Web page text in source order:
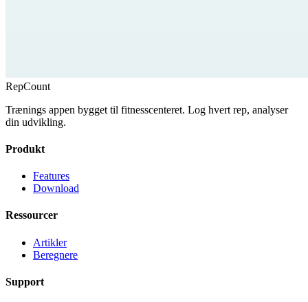
RepCount
Trænings appen bygget til fitnesscenteret. Log hvert rep, analyser
din udvikling.
Produkt
Features
Download
Ressourcer
Artikler
Beregnere
Support